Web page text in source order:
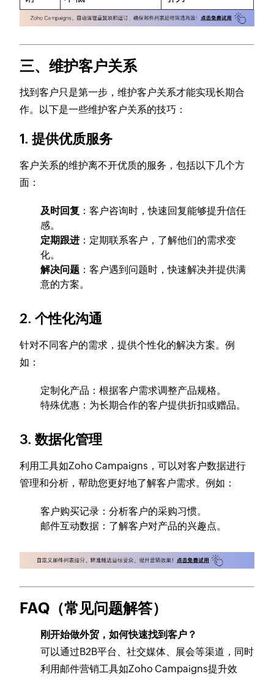
三、维护客户关系
找到客户只是第一步，维护客户关系才能实现长期合
作。以下是一些维护客户关系的技巧：
1. 提供优质服务
客户关系的维护离不开优质的服务，包括以下几个方
面：
及时回复 ：客户咨询时，快速回复能够提升信任
感。
定期跟进 ：定期联系客户，了解他们的需求变
化。
解决问题 ：客户遇到问题时，快速解决并提供满
意的方案。
2. 个性化沟通
针对不同客户的需求，提供个性化的解决方案。例
如：
定制化产品：根据客户需求调整产品规格。
特殊优惠：为长期合作的客户提供折扣或赠品。
3. 数据化管理
利用工具如Zoho Campaigns，可以对客户数据进行
管理和分析，帮助您更好地了解客户需求。例如：
客户购买记录：分析客户的采购习惯。
邮件互动数据：了解客户对产品的兴趣点。
FAQ（常见问题解答）
刚开始做外贸，如何快速找到客户？
可以通过B2B平台、社交媒体、展会等渠道，同时
利用邮件营销工具如Zoho Campaigns提升效